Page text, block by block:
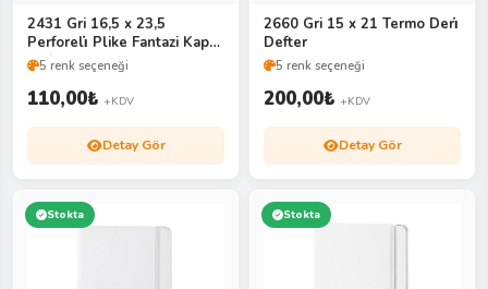
2431 Gri 16,5 x 23,5
Perforeli̇ Plike Fantazi Kapak
Defter
5 renk seçeneği
110,00₺ +KDV
Detay Gör
2660 Gri 15 x 21 Termo Deri̇
Defter
5 renk seçeneği
200,00₺ +KDV
Detay Gör
Stokta Stokta